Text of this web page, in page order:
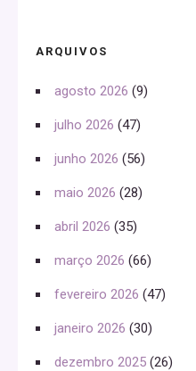
ARQUIVOS
agosto 2026 (9)
julho 2026 (47)
junho 2026 (56)
maio 2026 (28)
abril 2026 (35)
março 2026 (66)
fevereiro 2026 (47)
janeiro 2026 (30)
dezembro 2025 (26)